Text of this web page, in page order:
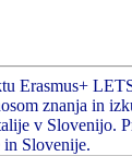
Erasmus+
znanja in
v Slovenijo.
Slovenije.